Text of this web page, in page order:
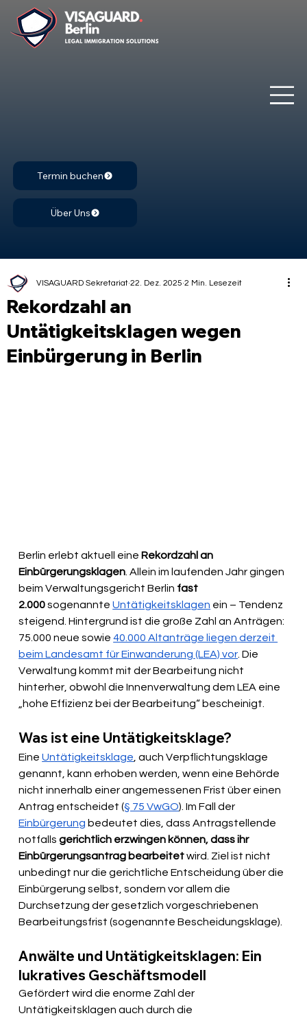
Termin buchen
Über Uns
Rekordzahl an
Untätigkeitsklagen wegen
Einbürgerung in Berlin
VISAGUARD Sekretariat 22. Dez. 2025 2 Min. Lesezeit
Berlin erlebt aktuell eine Rekordzahl an
Einbürgerungsklagen . Allein im laufenden Jahr gingen
beim Verwaltungsgericht Berlin fast
2.000 sogenannte Untätigkeitsklagen ein – Tendenz
steigend. Hintergrund ist die große Zahl an Anträgen:
75.000 neue sowie 40.000 Altanträge liegen derzeit
beim Landesamt für Einwanderung (LEA) vor . Die
Verwaltung kommt mit der Bearbeitung nicht
hinterher, obwohl die Innenverwaltung dem LEA eine
„hohe Effizienz bei der Bearbeitung“ bescheinigt.
Was ist eine Untätigkeitsklage?
Eine Untätigkeitsklage , auch Verpflichtungsklage
genannt, kann erhoben werden, wenn eine Behörde
nicht innerhalb einer angemessenen Frist über einen
Antrag entscheidet (§ 75 VwGO). Im Fall der
Einbürgerung bedeutet dies, dass Antragstellende
notfalls gerichtlich erzwingen können, dass ihr
Einbürgerungsantrag bearbeitet wird. Ziel ist nicht
unbedingt nur die gerichtliche Entscheidung über die
Einbürgerung selbst, sondern vor allem die
Durchsetzung der gesetzlich vorgeschriebenen
Bearbeitungsfrist (sogenannte Bescheidungsklage).
Anwälte und Untätigkeitsklagen: Ein
lukratives Geschäftsmodell
Gefördert wird die enorme Zahl der
Untätigkeitsklagen auch durch die